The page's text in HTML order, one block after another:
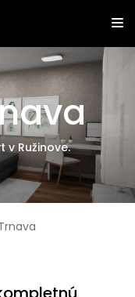
v Ružinove.